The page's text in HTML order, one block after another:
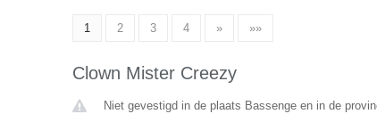
1 2 3 4 » »»
Clown Mister Creezy
Niet gevestigd in de plaats Bassenge en in de